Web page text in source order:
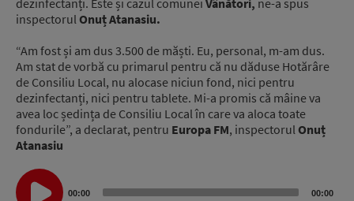
dezinfectanți. Este și cazul comunei Vânători, ne-a spus
inspectorul Onuț Atanasiu.
“Am fost și am dus 3.500 de măști. Eu, personal, m-am dus.
Am stat de vorbă cu primarul pentru că nu dăduse Hotărâre
de Consiliu Local, nu alocase niciun fond, nici pentru
dezinfectanți, nici pentru tablete. Mi-a promis că mâine va
avea loc ședința de Consiliu Local în care va aloca toate
fondurile”, a declarat, pentru Europa FM, inspectorul Onuț
Atanasiu
Audio
Player
00:00 00:00